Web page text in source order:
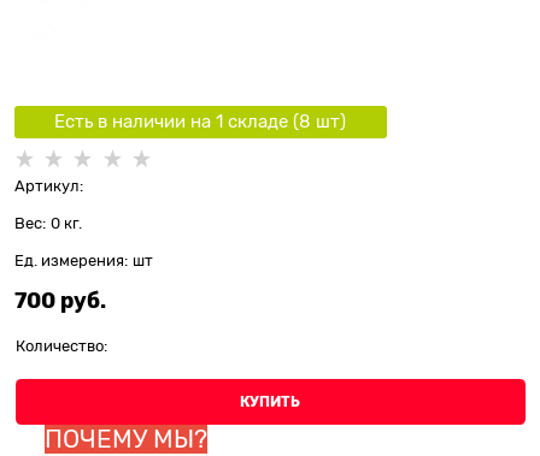
Есть в наличии на 1 складe (8 шт)
Артикул:
Вес: 0 кг.
Ед. измерения: шт
700 руб.
Количество:
КУПИТЬ
ПОЧЕМУ МЫ?